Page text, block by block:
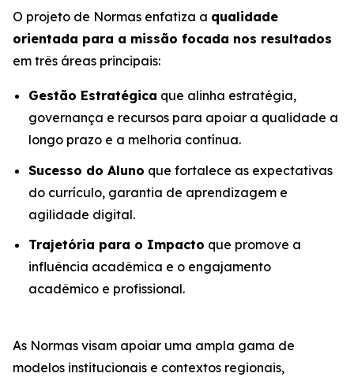
O projeto de Normas enfatiza a qualidade
orientada para a missão focada nos resultados
em três áreas principais:
Gestão Estratégica que alinha estratégia,
governança e recursos para apoiar a qualidade a
longo prazo e a melhoria contínua.
Sucesso do Aluno que fortalece as expectativas
do currículo, garantia de aprendizagem e
agilidade digital.
Trajetória para o Impacto que promove a
influência acadêmica e o engajamento
acadêmico e profissional.
As Normas visam apoiar uma ampla gama de
modelos institucionais e contextos regionais,